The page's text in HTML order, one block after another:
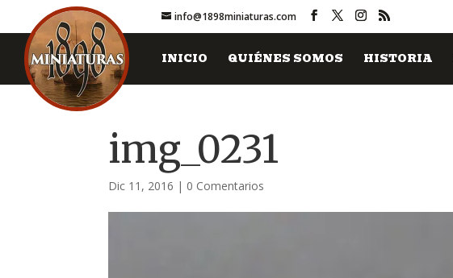
info@1898miniaturas.com
INICIO QUIÉNES SOMOS HISTORIA
img_0231
Dic 11, 2016 | 0 Comentarios